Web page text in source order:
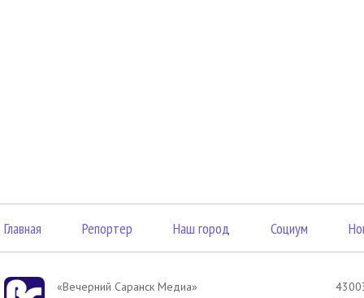
Главная Репортер Наш город Социум
«Вечерний Саранск Mедиа»